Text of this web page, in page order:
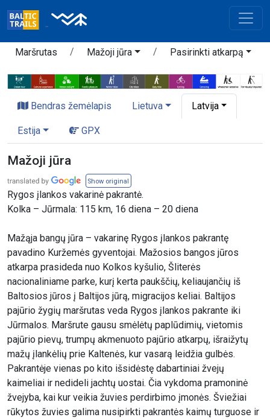
Maršrutas Mažoji jūra Pasirinkti atkarpą
Bendras žemėlapis Lietuva Latvija
Estija GPX
Mažoji jūra
Show original
Rygos įlankos vakarinė pakrantė.
Kolka – Jūrmala: 115 km, 16 diena – 20 diena
Mažąja bangų jūra – vakarinę Rygos įlankos pakrantę
pavadino Kuržemės gyventojai. Mažosios bangos jūros
atkarpa prasideda nuo Kolkos kyšulio, Šliterės
nacionaliniame parke, kurį kerta paukščių, keliaujančių iš
Baltosios jūros į Baltijos jūrą, migracijos keliai. Baltijos
pajūrio žygių maršrutas veda Rygos įlankos pakrante iki
Jūrmalos. Maršrute gausu smėlėtų paplūdimių, vietomis
pajūrio pievų, trumpų akmenuoto pajūrio atkarpų, išraižytų
mažų įlankėlių prie Kaltenės, kur vasarą leidžia gulbės.
Pakrantėje vienas po kito išsidėstę dabartiniai žvejų
kaimeliai ir nedideli jachtų uostai. Čia vykdoma pramoninė
žvejyba, kai kur veikia žuvies perdirbimo įmonės. Šviežiai
rūkytos žuvies galima nusipirkti pakrantės kaimų turguose ir